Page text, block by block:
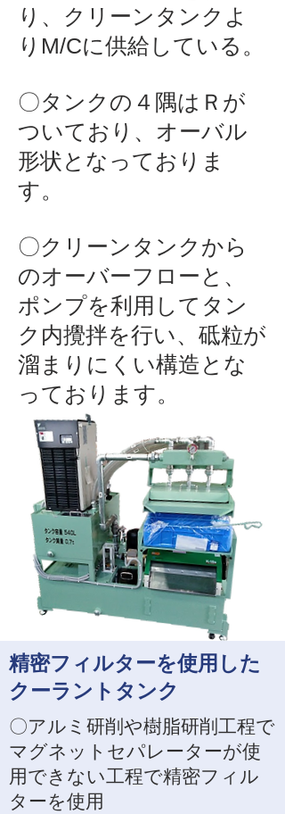
り、クリーンタンクよ
りM/Cに供給している。
​〇タンクの４隅はＲが
ついており、オーバル
形状となっておりま
す。
〇クリーンタンクから
のオーバーフローと、
ポンプを利用してタン
ク内攪拌を行い、砥粒が
溜まりにくい構造とな
っております。
精密フィルターを使用した
クーラントタンク
​​〇アルミ研削や樹脂研削工程で
マグネットセパレーターが使
用できない工程で精密フィル
ターを使用